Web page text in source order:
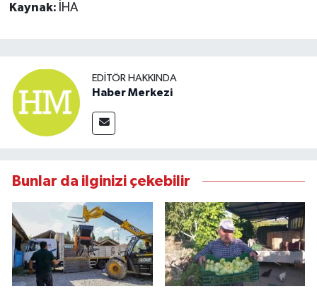
Kaynak: İHA
EDITÖR HAKKINDA
Haber Merkezi
Bunlar da ilginizi çekebilir